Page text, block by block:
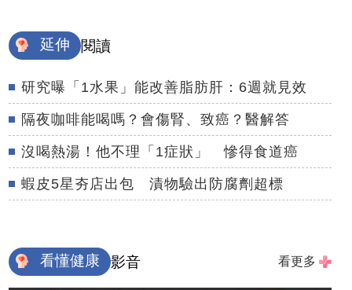
延伸 閱讀
研究曝「1水果」能改善脂肪肝：6週就見效
隔夜咖啡能喝嗎？會傷腎、致癌？醫解答
沒喝熱湯！他不理「1症狀」 慘得食道癌
蝦皮5星夯店出包 漬物驗出防腐劑超標
看懂健康 影音 看更多